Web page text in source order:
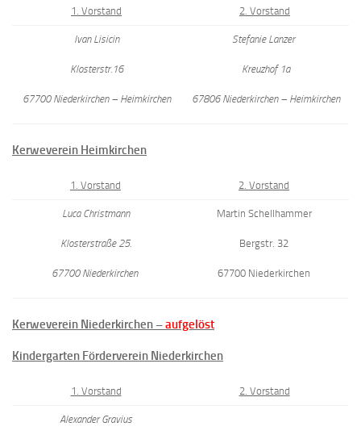
1. Vorstand 2. Vorstand
Ivan Lisicin
Klosterstr.16
67700 Niederkirchen – Heimkirchen
Stefanie Lanzer
Kreuzhof 1a
67806 Niederkirchen – Heimkirchen
Kerweverein Heimkirchen
1. Vorstand 2. Vorstand
Luca Christmann
Klosterstraße 25.
67700 Niederkirchen
Martin Schellhammer
Bergstr. 32
67700 Niederkirchen
Kerweverein Niederkirchen –aufgelöst
Kindergarten Förderverein Niederkirchen
1. Vorstand 2. Vorstand
Alexander Gravius